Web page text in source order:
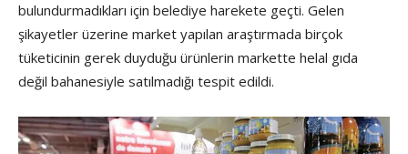
bulundurmadıkları için belediye harekete geçti. Gelen
şikayetler üzerine market yapılan araştırmada birçok
tüketicinin gerek duyduğu ürünlerin markette helal gıda
değil bahanesiyle satılmadığı tespit edildi.